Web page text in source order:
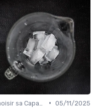
• 05/11/2025